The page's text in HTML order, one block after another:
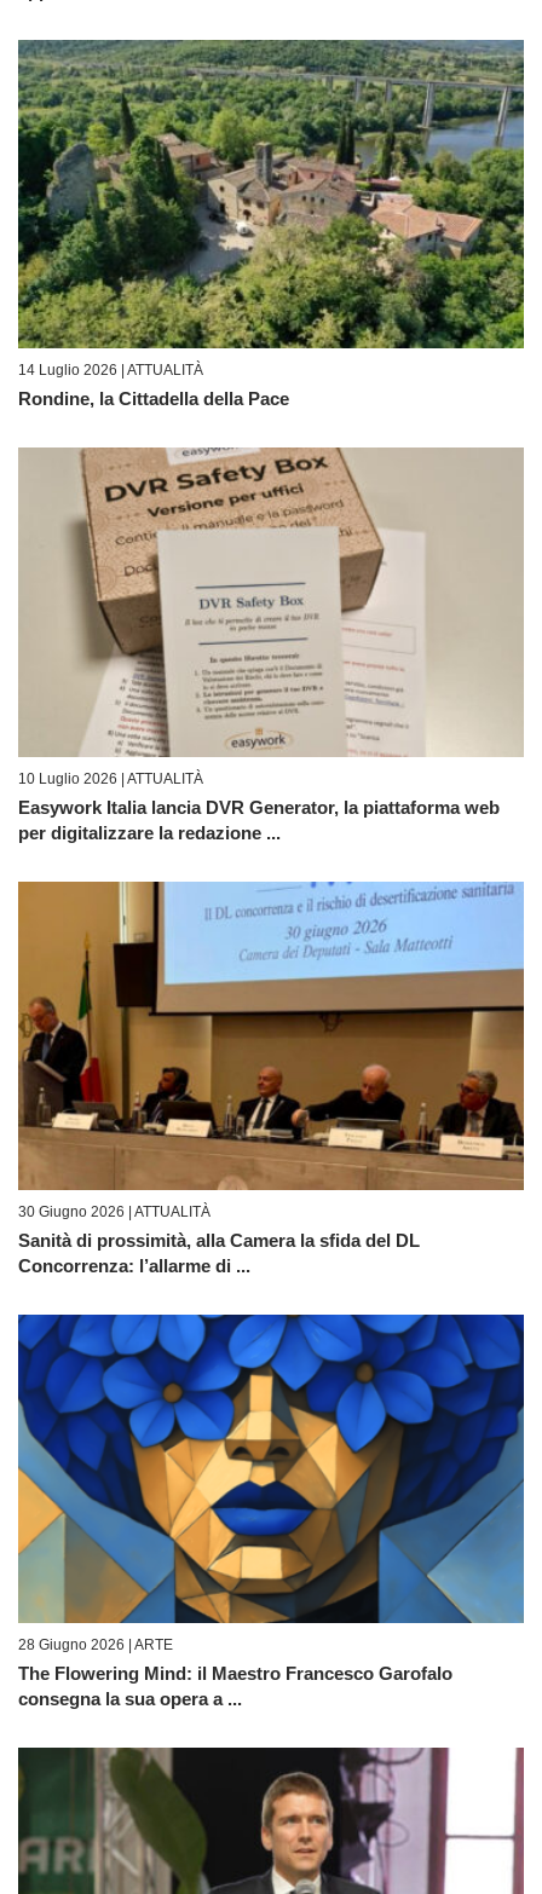
14 Luglio 2026 | ATTUALITÀ
Rondine, la Cittadella della Pace
10 Luglio 2026 | ATTUALITÀ
Easywork Italia lancia DVR Generator, la piattaforma web
per digitalizzare la redazione ...
30 Giugno 2026 | ATTUALITÀ
Sanità di prossimità, alla Camera la sfida del DL
Concorrenza: l’allarme di ...
28 Giugno 2026 | ARTE
The Flowering Mind: il Maestro Francesco Garofalo
consegna la sua opera a ...